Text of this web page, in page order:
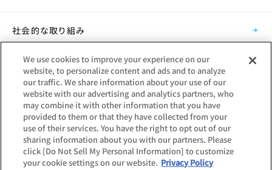
社会的な取り組み
採用情報
グループ会社
We use cookies to improve your experience on our
website, to personalize content and ads and to analyze
our traffic. We share information about your use of our
website with our advertising and analytics partners, who
may combine it with other information that you have
provided to them or that they have collected from your
use of their services. You have the right to opt out of our
sharing information about you with our partners. Please
click [Do Not Sell My Personal Information] to customize
your cookie settings on our website. Privacy Policy